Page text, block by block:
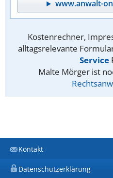
www.anwalt-
Kostenrechner,
alltagsrelevante
Service
Malte Mörger ist
Kontakt
Datenschutzerklärung